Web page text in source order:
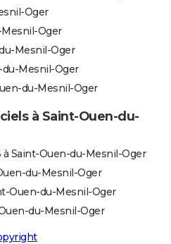
Oger
Oger
Mesnil-Oger
Mesnil-Oger
du-Mesnil-Oger
à Saint-Ouen-du-
Saint-Ouen-du-Mesnil-Oger
du-Mesnil-Oger
Ouen-du-Mesnil-Oger
du-Mesnil-Oger